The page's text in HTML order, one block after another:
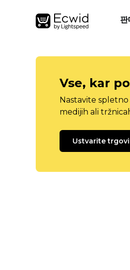
판
Vse, kar
Nastavite
medijih ali
Ustvarite